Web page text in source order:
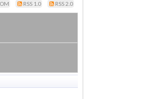
RSS 1.0 RSS 2.0